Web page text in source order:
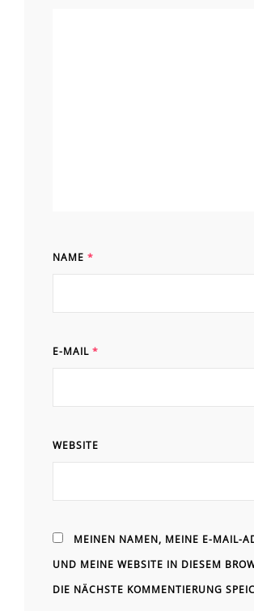
NAME *
E-MAIL *
WEBSITE
MEINEN NAMEN, MEINE E-MAIL-
UND MEINE WEBSITE IN DIESEM
DIE NÄCHSTE KOMMENTIERUNG